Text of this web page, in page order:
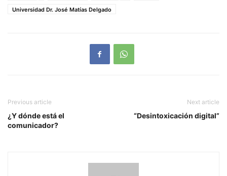
Universidad Dr. José Matías Delgado
Previous article
¿Y dónde está el
comunicador?
Next article
“Desintoxicación digital”